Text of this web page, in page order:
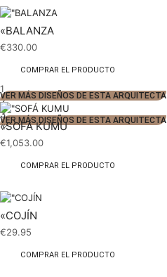
«BALANZA
€330.00
COMPRAR EL PRODUCTO
1
2
3
VER MÁS DISEÑOS DE ESTA ARQUITECTA
VER MÁS DISEÑOS DE ESTA ARQUITECTA
«SOFÁ KUMU
€1,053.00
COMPRAR EL PRODUCTO
«COJÍN
€29.95
COMPRAR EL PRODUCTO